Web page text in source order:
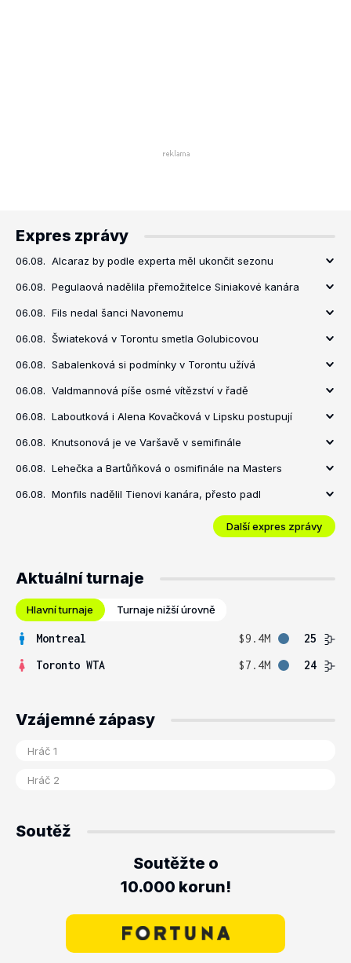
Expres zprávy
06.08. Alcaraz by podle experta měl ukončit sezonu
06.08. Pegulaová nadělila přemožitelce Siniakové kanára
06.08. Fils nedal šanci Navonemu
06.08. Šwiateková v Torontu smetla Golubicovou
06.08. Sabalenková si podmínky v Torontu užívá
06.08. Valdmannová píše osmé vítězství v řadě
06.08. Laboutková i Alena Kovačková v Lipsku postupují
06.08. Knutsonová je ve Varšavě v semifinále
06.08. Lehečka a Bartůňková o osmifinále na Masters
06.08. Monfils nadělil Tienovi kanára, přesto padl
Další expres zprávy
Aktuální turnaje
Hlavní turnaje Turnaje nižší úrovně
Montreal $9.4M
25
Toronto WTA
$7.4M 24
Vzájemné zápasy
Soutěž
Soutěžte o
10.000 korun!